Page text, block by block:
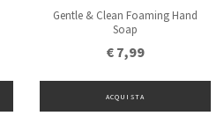
Gentle & Clean Foaming Hand
Soap
€ 7,99
ACQUISTA